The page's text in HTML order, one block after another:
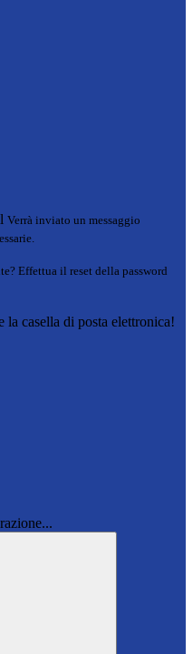
Verrà inviato un messaggio
Effettua il reset della password
casella di posta elettronica!